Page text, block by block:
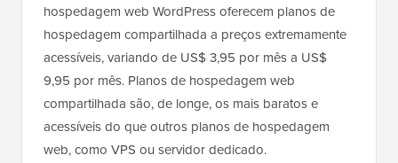
hospedagem web WordPress oferecem planos de
hospedagem compartilhada a preços extremamente
acessíveis, variando de US$ 3,95 por mês a US$
9,95 por mês. Planos de hospedagem web
compartilhada são, de longe, os mais baratos e
acessíveis do que outros planos de hospedagem
web, como VPS ou servidor dedicado.